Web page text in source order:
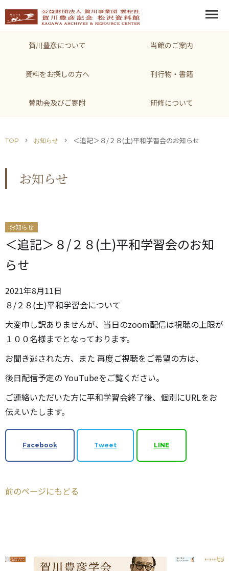
menu
賀川豊彦について 当館のご案内
資料をお探しの方へ 刊行物・書籍
賛助会及びご寄附 研修について
TOP chevron_right お知らせ chevron_right ＜追記＞８/２８(土)平和学習会のお知らせ
お知らせ
お知らせ
＜追記＞８/２８(土)平和学習会のお知
らせ
2021年8月11日
８/２８(土)平和学習会について
大変申し訳ありませんが、当日のzoom配信は視聴の上限が
１００名様までとなっております。
お聞き逃された方、また 再度ご視聴をご希望の方は、
後日配信予定の YouTubeをご覧ください。
ご連絡いただいた方に平和学習会終了後、個別にURLをお
伝えいたします。
Facebook Tweet LINE
前のページにもどる